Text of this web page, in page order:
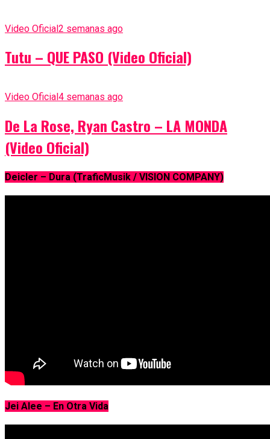
Video Oficial2 semanas ago
Tutu – QUE PASO (Video Oficial)
Video Oficial 4 semanas ago
De La Rose, Ryan Castro – LA MONDA
(Video Oficial)
Deicler – Dura (TraficMusik / VISION COMPANY)
Jei Alee – En Otra Vida